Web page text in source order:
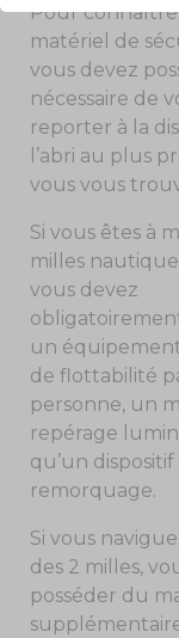
Pour
matériel de
vous devez
nécessaire de
reporter à la
l’abri au plus
vous vous
Si vous êtes à
milles
vous devez
un
de flottabilité
personne, un
repérage
qu’un dispositif
remorquage.
Si vous
des 2 milles,
posséder du